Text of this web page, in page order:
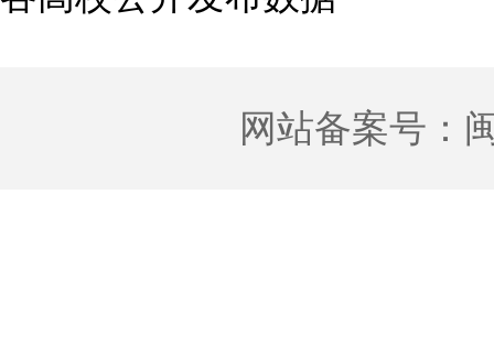
网站备案号：